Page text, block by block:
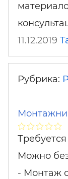
11.12.2019
Рубрика:
Можно
- Монтаж